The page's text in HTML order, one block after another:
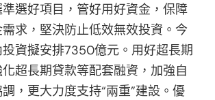
選好項目，管好用好資金，保障
求，堅決防止低效無效投資。今
資擬安排7350億元。用好超長期
超長期貸款等配套融資，加強自
，更大力度支持“兩重”建設。優